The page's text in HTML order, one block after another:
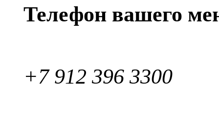
Телефон вашего
+7 912 396 3300